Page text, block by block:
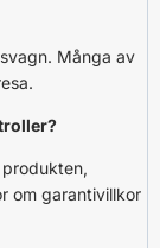
Många av
om garantivillkor